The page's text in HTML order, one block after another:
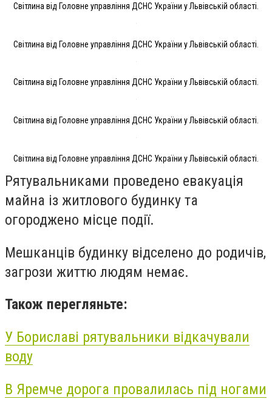
Світлина від Головне управління ДСНС України у Львівській області.
Світлина від Головне управління ДСНС України у Львівській області.
Світлина від Головне управління ДСНС України у Львівській області.
Світлина від Головне управління ДСНС України у Львівській області.
Світлина від Головне управління ДСНС України у Львівській області.
Рятувальниками проведено евакуація
майна із житлового будинку та
огороджено місце події.
Мешканців будинку відселено до родичів,
загрози життю людям немає.
Також перегляньте:
У Бориславі рятувальники відкачували
воду
В Яремче дорога провалилась під ногами